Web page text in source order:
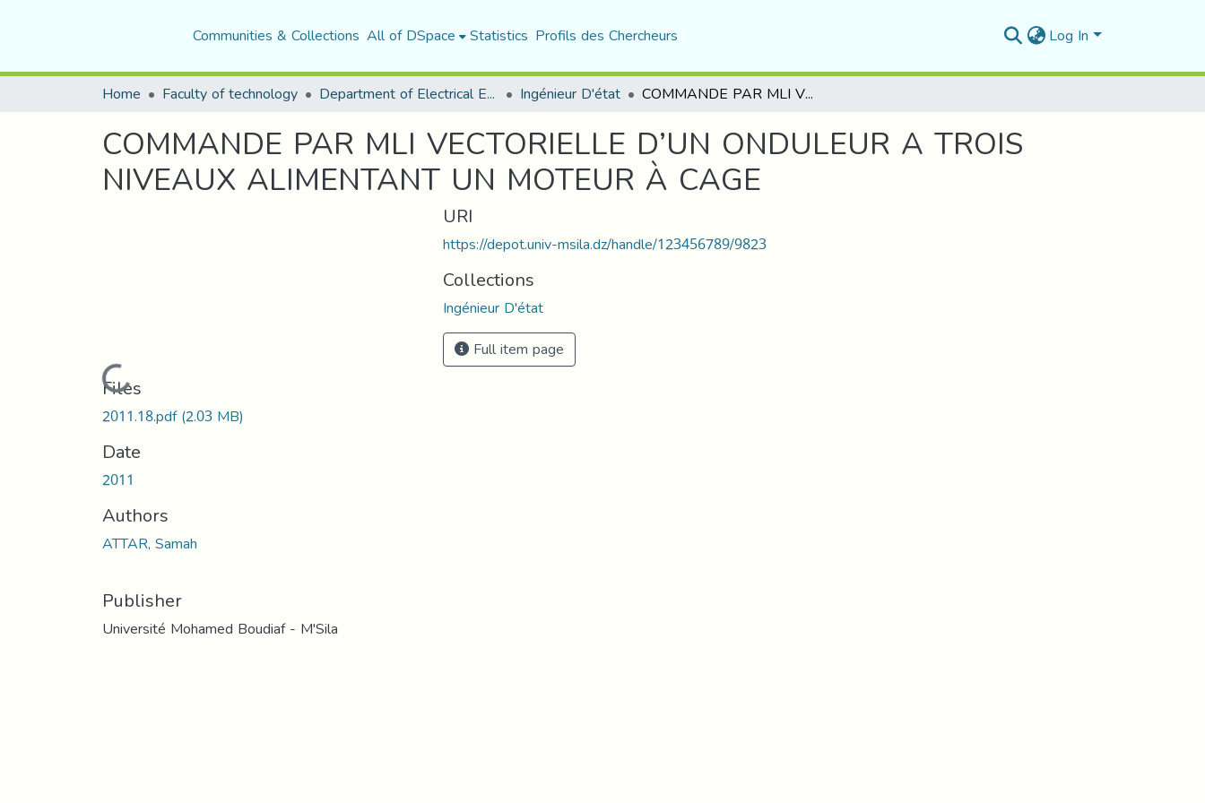
Communities & Collections All of DSpace Statistics Profils des Chercheurs Log In
Home Faculty of technology Department of Electrical Engineering Ingénieur D'état COMMANDE PAR MLI VECTORIELLE D’UN ONDULEUR A TROIS NIVEAUX ALIMENTANT UN MOTEUR À CAGE
COMMANDE PAR MLI VECTORIELLE D’UN ONDULEUR A TROIS
NIVEAUX ALIMENTANT UN MOTEUR À CAGE
Loading...
Files
2011.18.pdf(2.03 MB)
Date
2011
Authors
ATTAR, Samah
Publisher
Université Mohamed Boudiaf - M'Sila
URI
https://depot.univ-msila.dz/handle/123456789/9823
Collections
Ingénieur D'état
Full item page